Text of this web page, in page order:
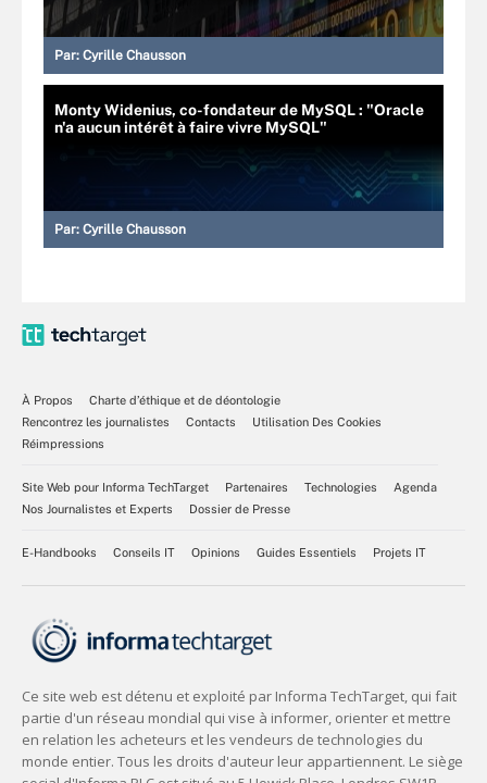
Par: Cyrille Chausson
Monty Widenius, co-fondateur de MySQL : "Oracle
n'a aucun intérêt à faire vivre MySQL"
Par: Cyrille Chausson
À Propos
Charte d’éthique et de déontologie
Rencontrez les journalistes
Contacts
Utilisation Des Cookies
Réimpressions
Site Web pour Informa TechTarget Partenaires Technologies
Agenda
Nos Journalistes et Experts
Dossier de Presse
E-Handbooks Conseils IT Opinions Guides Essentiels Projets IT